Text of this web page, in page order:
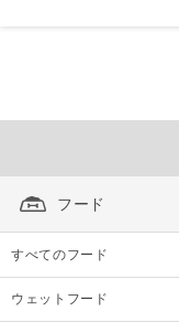
フード
すべてのフード
ウェットフード